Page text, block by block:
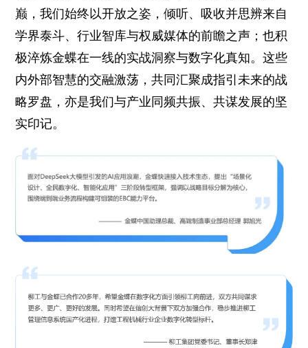
巅，我们始终以开放之姿，倾听、吸收并思辨来自
学界泰斗、行业智库与权威媒体的前瞻之声；也积
极淬炼金蝶在一线的实战洞察与数字化真知。这些
内外部智慧的交融激荡，共同汇聚成指引未来的战
略罗盘，亦是我们与产业同频共振、共谋发展的坚
实印记。